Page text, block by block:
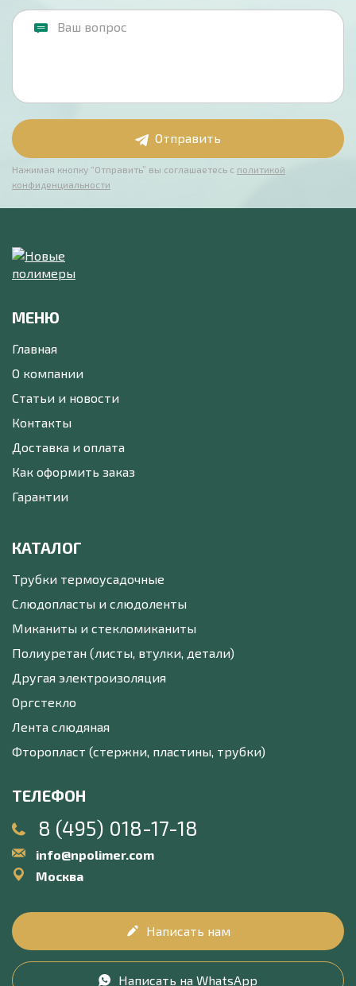
Отправить
Нажимая кнопку “Отправить” вы соглашаетесь с политикой
конфиденциальности
МЕНЮ
Главная
О компании
Статьи и новости
Контакты
Доставка и оплата
Как оформить заказ
Гарантии
КАТАЛОГ
Трубки термоусадочные
Слюдопласты и слюдоленты
Миканиты и стекломиканиты
Полиуретан (листы, втулки, детали)
Другая электроизоляция
Оргстекло
Лента слюдяная
Фторопласт (стержни, пластины, трубки)
ТЕЛЕФОН
8 (495) 018-17-18
info@npolimer.com
Москва
Написать нам
Написать на WhatsApp